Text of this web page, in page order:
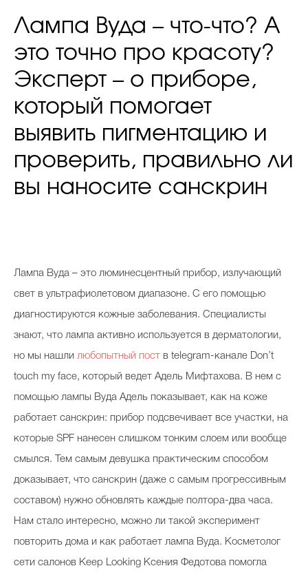
Лампа Вуда – что-что? А
это точно про красоту?
Эксперт – о приборе,
который помогает
выявить пигментацию и
проверить, правильно ли
вы наносите санскрин
Лампа Вуда – это люминесцентный прибор, излучающий
свет в ультрафиолетовом диапазоне. С его помощью
диагностируются кожные заболевания. Специалисты
знают, что лампа активно используется в дерматологии,
но мы нашли любопытный пост в telegram-канале Don’t
touch my face, который ведет Адель Мифтахова. В нем с
помощью лампы Вуда Адель показывает, как на коже
работает санскрин: прибор подсвечивает все участки, на
которые SPF нанесен слишком тонким слоем или вообще
смылся. Тем самым девушка практическим способом
доказывает, что санскрин (даже с самым прогрессивным
составом) нужно обновлять каждые полтора-два часа.
Нам стало интересно, можно ли такой эксперимент
повторить дома и как работает лампа Вуда. Косметолог
сети салонов Keep Looking Ксения Федотова помогла